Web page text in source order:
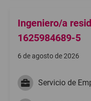
Ingeniero/a
1625984689-5
6 de agosto de 2026
Servicio de